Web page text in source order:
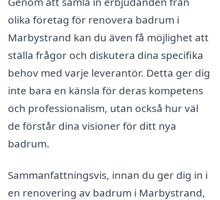
olika företag för renovera badrum i
Marbystrand kan du även få möjlighet att
ställa frågor och diskutera dina specifika
behov med varje leverantör. Detta ger dig
inte bara en känsla för deras kompetens
och professionalism, utan också hur väl
de förstår dina visioner för ditt nya
badrum.
Sammanfattningsvis, innan du ger dig in i
en renovering av badrum i Marbystrand,